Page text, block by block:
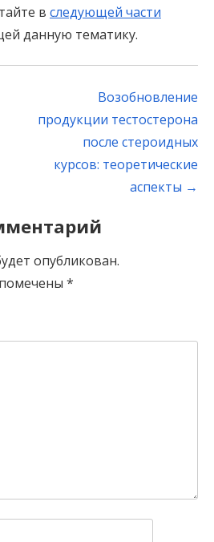
в следующей части
данную тематику.
Возобновление
продукции тестостерона
после стероидных
курсов: теоретические
аспекты →
опубликован.
*